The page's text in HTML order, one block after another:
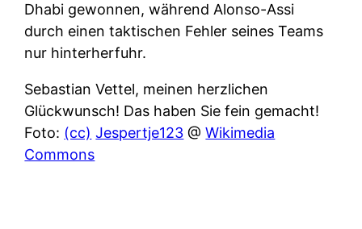
Dhabi gewonnen, während Alonso-Assi
durch einen taktischen Fehler seines Teams
nur hinterherfuhr.
Sebastian Vettel, meinen herzlichen
Glückwunsch! Das haben Sie fein gemacht!
Foto: (cc) Jespertje123 @Wikimedia
Commons